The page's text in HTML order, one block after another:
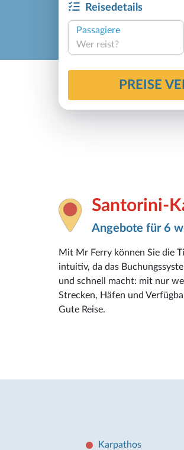
Reisedetails
Passagiere
Wer reist?
PREISE
Santorini-
Angebote für 6
Mit Mr Ferry können Sie die
intuitiv, da das
und schnell macht: mit nur
Strecken, Häfen und
Gute Reise.
Karpathos